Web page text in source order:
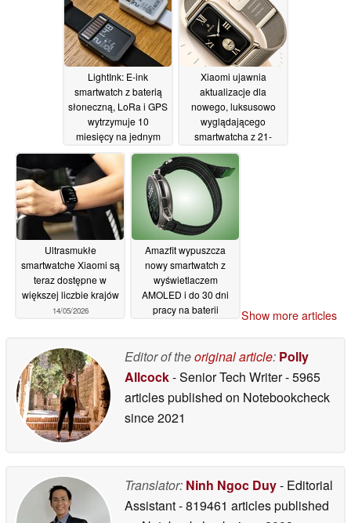
LightInk: E-ink
smartwatch z baterią
słoneczną, LoRa i GPS
wytrzymuje 10
miesięcy na jednym
ładowaniu
17/05/2026
Xiaomi ujawnia
aktualizacje dla
nowego, luksusowo
wyglądającego
smartwatcha z 21-
dniowym czasem pracy
na baterii
Ultrasmukłe
smartwatche Xiaomi są
teraz dostępne w
większej liczbie krajów
14/05/2026
Amazfit wypuszcza
nowy smartwatch z
wyświetlaczem
AMOLED i do 30 dni
pracy na baterii
Show more articles
Editor of theoriginal article: Polly
Allcock- Senior Tech Writer- 5965
articles published on Notebookcheck
since 2021
Translator: Ninh Ngoc Duy- Editorial
Assistant- 819461 articles published